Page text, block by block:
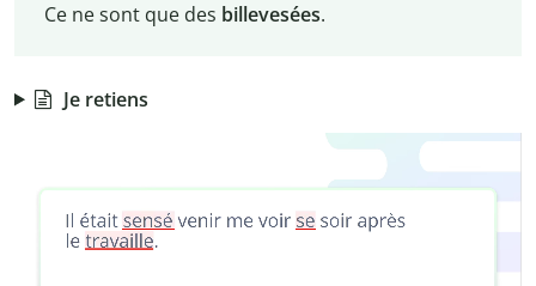
Ce ne sont que des billevesées.
Je retiens